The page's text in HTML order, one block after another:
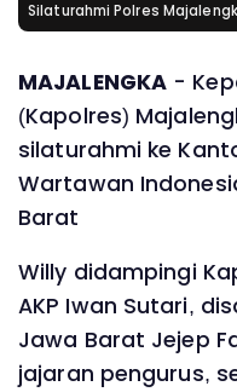
Silaturahmi Polres
MAJALENGKA -
(Kapolres)
silaturahmi ke
Wartawan
Barat
Willy didampingi
AKP Iwan Sutari,
Jawa Barat Jejep
jajaran pengurus,